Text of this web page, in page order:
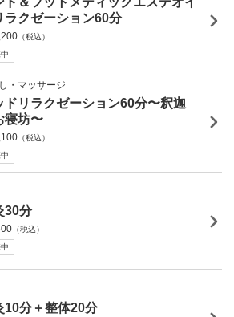
ラクゼーション60分
（税込）
・マッサージ
ドリラクゼーション60分〜釈迦
寝坊〜
（税込）
30分
（税込）
10分＋整体20分